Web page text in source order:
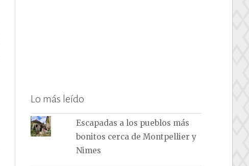
Lo más leído
Escapadas a los pueblos más
bonitos cerca de Montpellier y
Nimes